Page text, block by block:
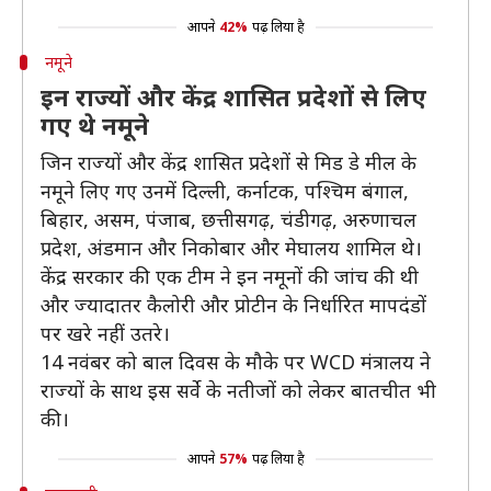
आपने 42% पढ़ लिया है
नमूने
इन राज्यों और केंद्र शासित प्रदेशों से लिए
गए थे नमूने
जिन राज्यों और केंद्र शासित प्रदेशों से मिड डे मील के
नमूने लिए गए उनमें दिल्ली, कर्नाटक, पश्चिम बंगाल,
बिहार, असम, पंजाब, छत्तीसगढ़, चंडीगढ़, अरुणाचल
प्रदेश, अंडमान और निकोबार और मेघालय शामिल थे।
केंद्र सरकार की एक टीम ने इन नमूनों की जांच की थी
और ज्यादातर कैलोरी और प्रोटीन के निर्धारित मापदंडों
पर खरे नहीं उतरे।
14 नवंबर को बाल दिवस के मौके पर WCD मंत्रालय ने
राज्यों के साथ इस सर्वे के नतीजों को लेकर बातचीत भी
की।
आपने 57% पढ़ लिया है